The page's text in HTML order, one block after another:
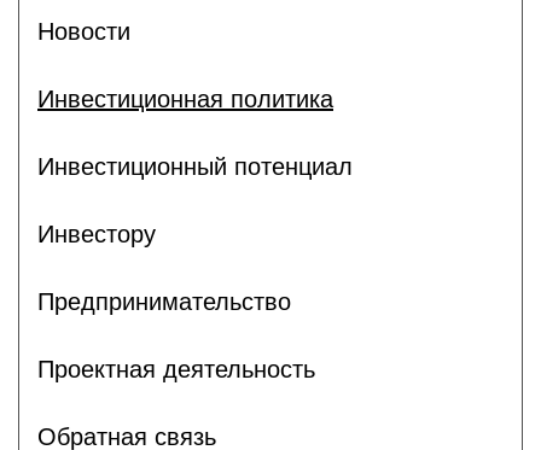
Новости
Инвестиционная политика
Инвестиционный потенциал
Инвестору
Предпринимательство
Проектная деятельность
Обратная связь